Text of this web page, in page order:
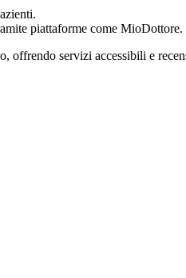
piattaforme come MioDottore.
offrendo servizi accessibili e